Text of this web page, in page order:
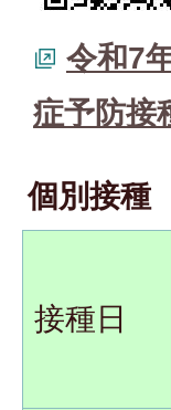
令和7
症予防接
個別接種
接種日